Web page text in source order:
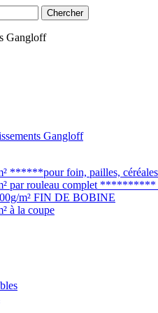
Chercher
Gangloff
******pour foin, pailles,
par rouleau complet **********
m² FIN DE BOBINE
à la coupe